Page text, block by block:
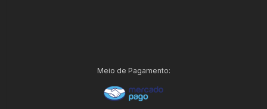
Meio de Pagamento: